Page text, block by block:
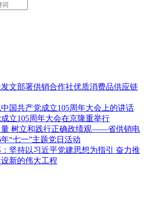
文部署供销合作社优质消费品供应链
国共产党成立105周年大会上的讲话
立105周年大会在京隆重举行
量 树立和践行正确政绩观——省供销电
“七一”主题党日活动
坚持以习近平党建思想为指引 奋力推
新的伟大工程